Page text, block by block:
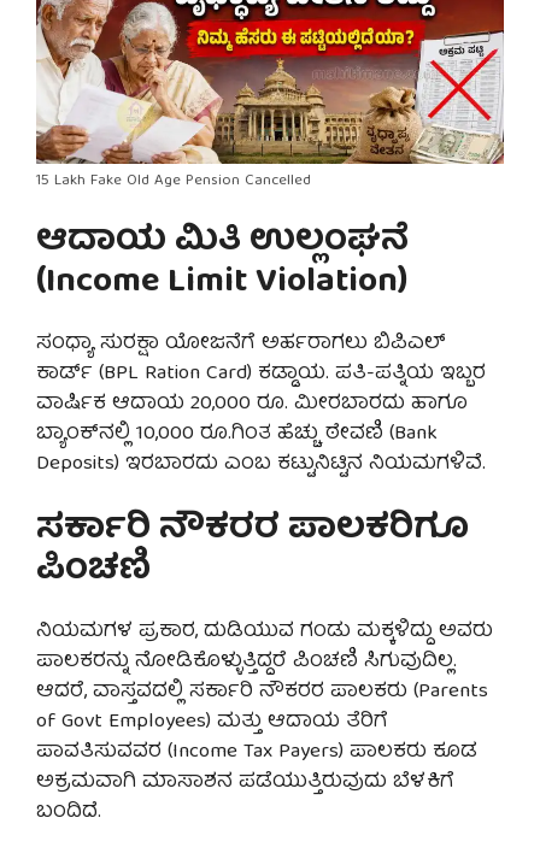
15 Lakh Fake Old Age Pension Cancelled
ಆದಾಯ ಮಿತಿ ಉಲ್ಲಂಘನೆ
(Income Limit Violation)
ಸಂಧ್ಯಾ ಸುರಕ್ಷಾ ಯೋಜನೆಗೆ ಅರ್ಹರಾಗಲು ಬಿಪಿಎಲ್
ಕಾರ್ಡ್ (BPL Ration Card) ಕಡ್ಡಾಯ. ಪತಿ-ಪತ್ನಿಯ ಇಬ್ಬರ
ವಾರ್ಷಿಕ ಆದಾಯ 20,000 ರೂ. ಮೀರಬಾರದು ಹಾಗೂ
ಬ್ಯಾಂಕ್‌ನಲ್ಲಿ 10,000 ರೂ.ಗಿಂತ ಹೆಚ್ಚು ಠೇವಣಿ (Bank
Deposits) ಇರಬಾರದು ಎಂಬ ಕಟ್ಟುನಿಟ್ಟಿನ ನಿಯಮಗಳಿವೆ.
ಸರ್ಕಾರಿ ನೌಕರರ ಪಾಲಕರಿಗೂ
ಪಿಂಚಣಿ
ನಿಯಮಗಳ ಪ್ರಕಾರ, ದುಡಿಯುವ ಗಂಡು ಮಕ್ಕಳಿದ್ದು ಅವರು
ಪಾಲಕರನ್ನು ನೋಡಿಕೊಳ್ಳುತ್ತಿದ್ದರೆ ಪಿಂಚಣಿ ಸಿಗುವುದಿಲ್ಲ.
ಆದರೆ, ವಾಸ್ತವದಲ್ಲಿ ಸರ್ಕಾರಿ ನೌಕರರ ಪಾಲಕರು (Parents
of Govt Employees) ಮತ್ತು ಆದಾಯ ತೆರಿಗೆ
ಪಾವತಿಸುವವರ (Income Tax Payers) ಪಾಲಕರು ಕೂಡ
ಅಕ್ರಮವಾಗಿ ಮಾಸಾಶನ ಪಡೆಯುತ್ತಿರುವುದು ಬೆಳಕಿಗೆ
ಬಂದಿದೆ.